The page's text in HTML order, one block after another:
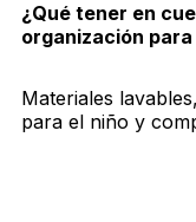
¿Qué tener en
organización para
Materiales
para el niño y